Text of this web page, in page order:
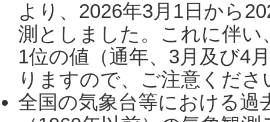
より、2026年3月1日から
測としました。これに伴い
1位の値（通年、3月及び4
りますので、ご注意くだ
全国の気象台等における過